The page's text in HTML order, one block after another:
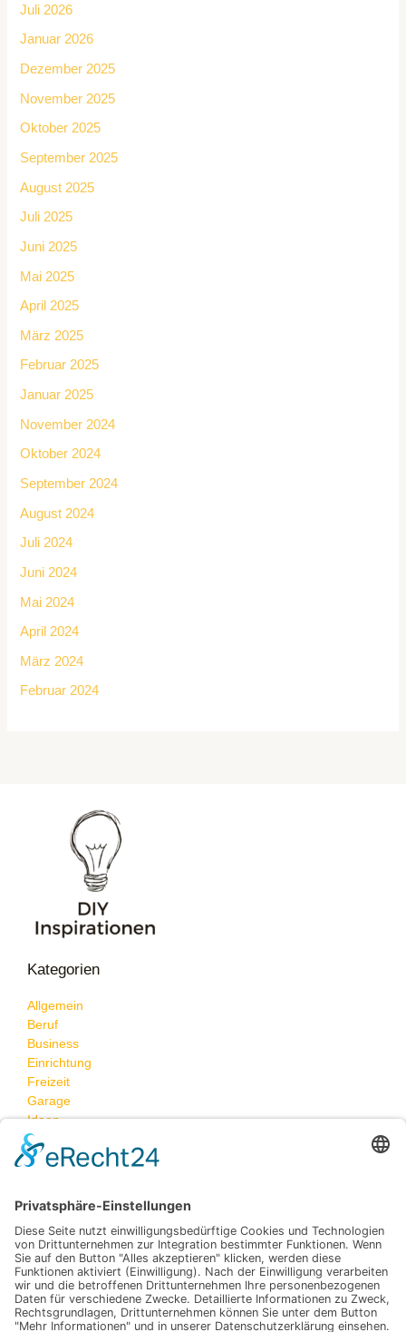
Juli 2026
Januar 2026
Dezember 2025
November 2025
Oktober 2025
September 2025
August 2025
Juli 2025
Juni 2025
Mai 2025
April 2025
März 2025
Februar 2025
Januar 2025
November 2024
Oktober 2024
September 2024
August 2024
Juli 2024
Juni 2024
Mai 2024
April 2024
März 2024
Februar 2024
Kategorien
Allgemein
Beruf
Business
Einrichtung
Freizeit
Garage
Ideen
Neueste Beiträge
Was passiert, wenn Feuchtigkeit heimlich die Wände
angreift – und wie Sie das stoppen können
Eheringe selbst gestalten: Persönliche Gravuren und
Symbole für unvergessliche Erinnerungen
So gelingt die kuschelige Erstausstattung fürs
Kinderzimmer
Effizienz in der Serienfertigung: Optimierung der